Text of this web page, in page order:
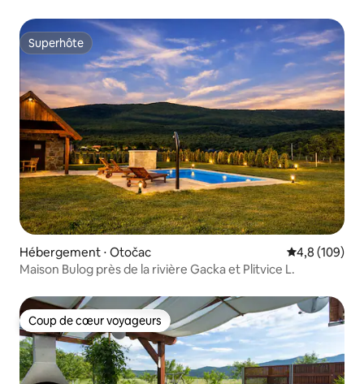
Superhôte
Superhôte
Hébergement ⋅ Otočac Évaluation
4,8 (109)
Maison Bulog près de la rivière Gacka et Plitvice L.
Coup de cœur voyageurs
Coup de cœur voyageurs